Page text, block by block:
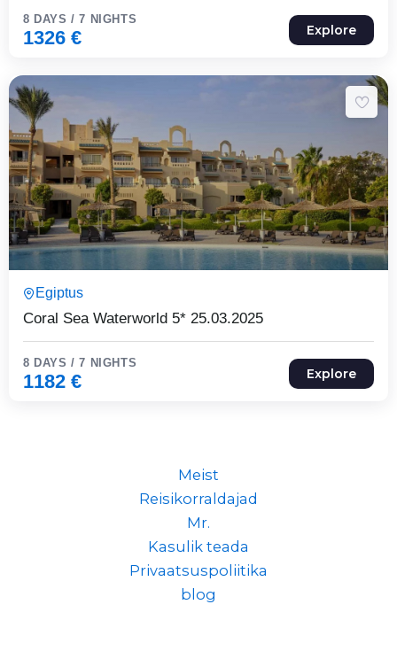
8 DAYS / 7 NIGHTS
1326 € Explore
Egiptus
Coral Sea Waterworld 5* 25.03.2025
8 DAYS / 7 NIGHTS
1182 € Explore
Meist
Reisikorraldajad
Mr.
Kasulik teada
Privaatsuspoliitika
blog